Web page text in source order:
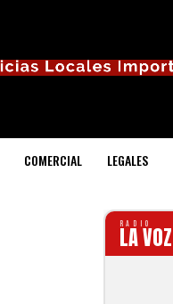
COMERCIAL LEGALES